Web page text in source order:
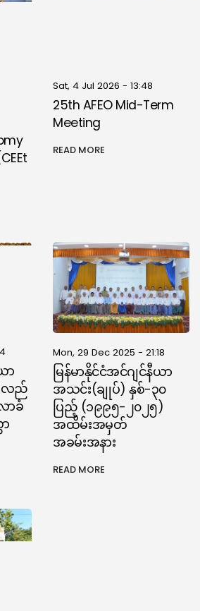
Sat, 4 Jul 2026 - 13:48
25th AFEO Mid-Term
Meeting
READ MORE
ာ
လည်
ာခံ
Mon, 29 Dec 2025 - 21:18
မြန်မာနိုင်ငံအင်ဂျင်နီယာ
အသင်း(ချုပ်) နှစ်-၃၀
ပြည့် (၁၉၉၅-၂၀၂၅)
အထိမ်းအမှတ်
အခမ်းအနား
READ MORE